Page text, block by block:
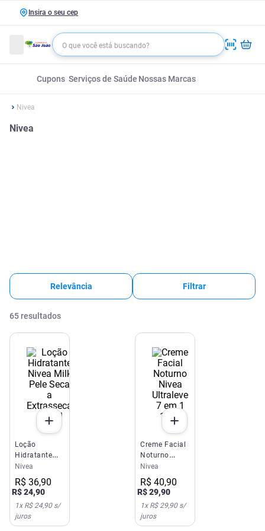
Insira o seu cep
Cupons Serviços de Saúde Nossas Marcas
Nivea
Nivea
Relevância Filtrar
65 resultados
Loção
Hidratante
Nivea Milk
Pele Seca a
Extrasseca
400ml
Nivea
R$ 36,90
R$24,90
1x R$ 24,90s/
juros
Creme Facial
Noturno
Nivea
Ultraleve 7 em
1 100g
Nivea
R$ 40,90
R$29,90
1x R$ 29,90s/
juros